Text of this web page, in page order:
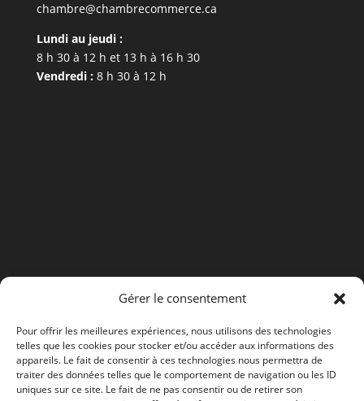
Gérer le consentement
Pour offrir les meilleures expériences, nous utilisons des technologies
telles que les cookies pour stocker et/ou accéder aux informations des
appareils. Le fait de consentir à ces technologies nous permettra de
traiter des données telles que le comportement de navigation ou les ID
uniques sur ce site. Le fait de ne pas consentir ou de retirer son
chambre@chambrecommerce.ca
Lundi au jeudi :
8 h 30 à 12 h et 13 h à 16 h 30
Vendredi :8 h 30 à 12 h